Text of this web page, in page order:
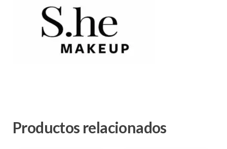
Productos relacionados